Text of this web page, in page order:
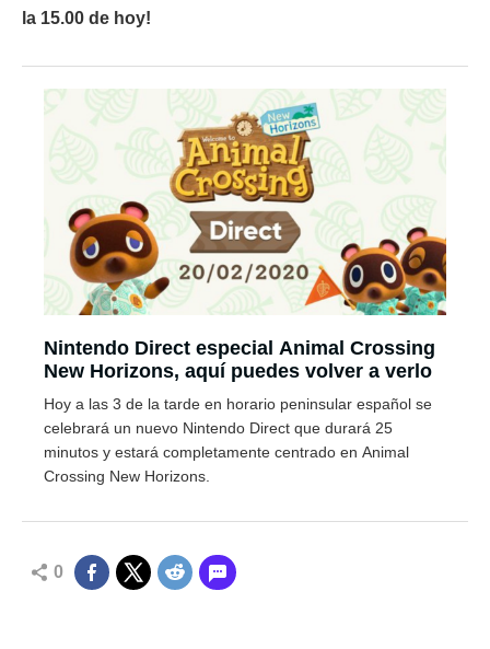
la 15.00 de hoy!
Nintendo Direct especial Animal Crossing
New Horizons, aquí puedes volver a verlo
Hoy a las 3 de la tarde en horario peninsular español se
celebrará un nuevo Nintendo Direct que durará 25
minutos y estará completamente centrado en Animal
Crossing New Horizons.
0